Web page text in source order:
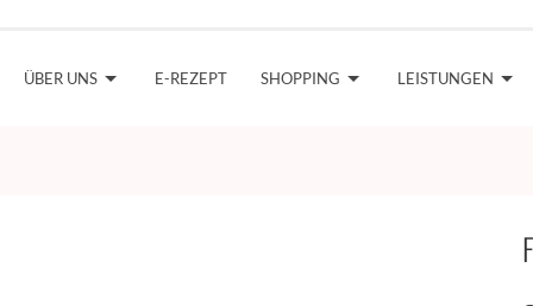
ÜBER UNS E-REZEPT SHOPPING LEISTUNGEN